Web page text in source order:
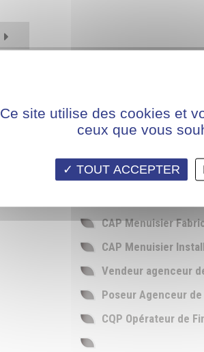
BTS Développement
BAC Technicien de
CAP Menuisier
CAP Menuisier
Vendeur agenceur
Poseur Agenceur
CQP Opérateur de
Ce site utilise des cookies et
ceux que vous
TOUT ACCEPTER